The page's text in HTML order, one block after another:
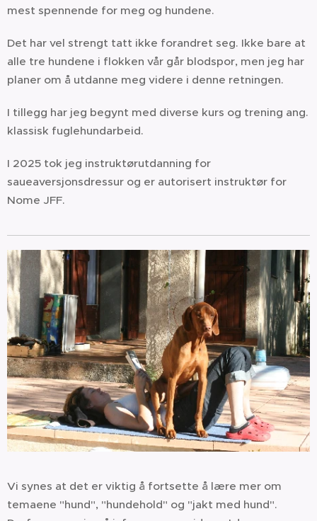
mest spennende for meg og hundene.
Det har vel strengt tatt ikke forandret seg. Ikke bare at
alle tre hundene i flokken vår går blodspor, men jeg har
planer om å utdanne meg videre i denne retningen.
I tillegg har jeg begynt med diverse kurs og trening ang.
klassisk fuglehundarbeid.
I 2025 tok jeg instruktørutdanning for
saueaversjonsdressur og er autorisert instruktør for
Nome JFF.
Vi synes at det er viktig å fortsette å lære mer om
temaene "hund", "hundehold" og "jakt med hund".